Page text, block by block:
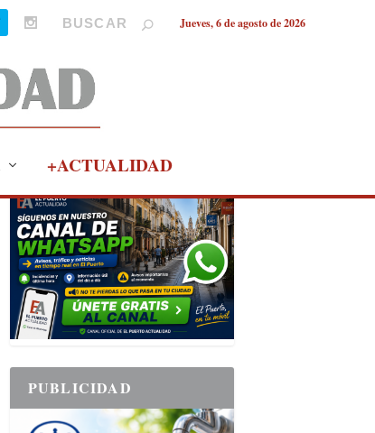
Jueves, 6 de agosto de 2026
+ACTUALIDAD
PUBLICIDAD
PUBLICIDAD